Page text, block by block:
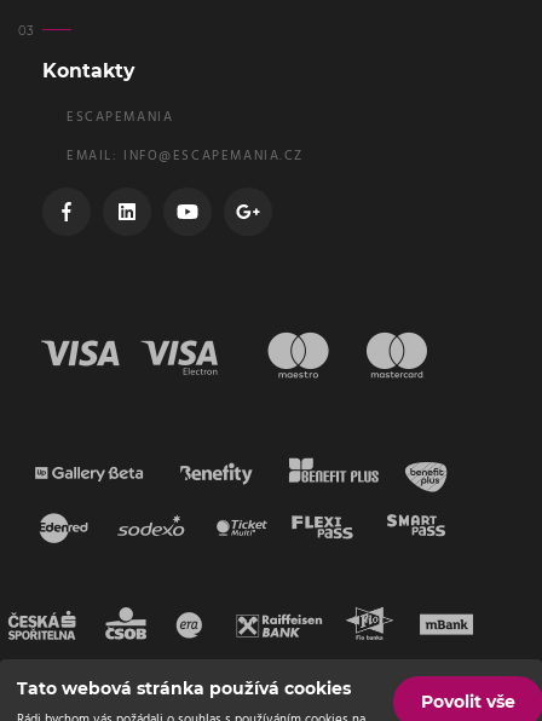
Kontakty
ESCAPEMANIA
EMAIL: INFO@ESCAPEMANIA.CZ
Tato webová stránka používá cookies
Povolit vše